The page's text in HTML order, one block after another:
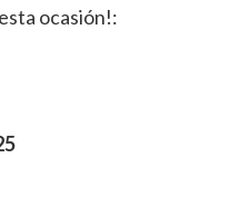
ocasión!: